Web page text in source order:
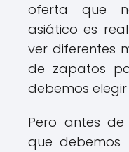
oferta que
asiático es
ver diferentes
de zapatos
debemos
Pero antes
que